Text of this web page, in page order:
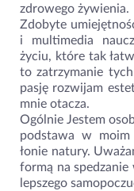
zdrowego żywienia.
Zdobyte
i multimedia
życiu, które tak
to zatrzymanie
pasję rozwijam
mnie otacza.
Ogólnie Jestem
podstawa w moim
łonie natury.
formą na spedzanie
lepszego